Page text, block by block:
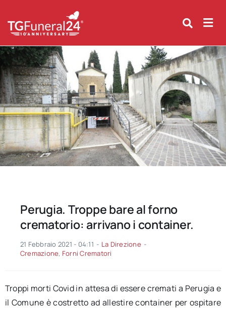
content
Perugia. Troppe bare al forno
crematorio: arrivano i container.
21 Febbraio 2021 - 04:11 - La Direzione -
Cremazione, Forni Crematori
Troppi morti Covid in attesa di essere cremati a Perugia e
il Comune è costretto ad allestire container per ospitare